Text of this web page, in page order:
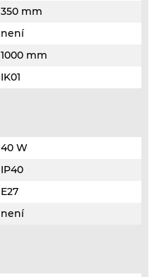
350 mm
není
1000 mm
IK01
40 W
IP40
E27
není